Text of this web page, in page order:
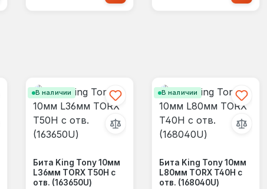
В наличии
Бита King Tony 10мм
L36мм TORX T50H с
отв. (163650U)
В наличии
Бита King Tony 10мм
L80мм TORX T40H с
отв. (168040U)